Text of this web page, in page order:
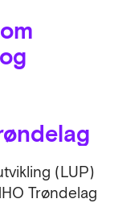
(LUP)
Trøndelag